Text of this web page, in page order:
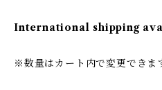
International shipping
※数量はカート内で変更できま